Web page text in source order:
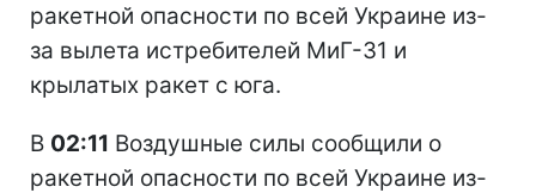
ракетной опасности по всей Украине из-
за вылета истребителей МиГ-31 и
крылатых ракет с юга.
В 02:11 Воздушные силы сообщили о
ракетной опасности по всей Украине из-